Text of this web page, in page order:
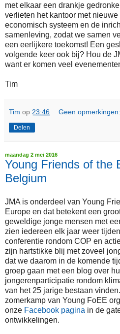
met elkaar een drankje
verlieten het kantoor met
economisch systeem en de
samenleving, zodat we samen
een eerlijkere toekomst! Een
volgende keer ook bij? Hou de
want er komen veel
Tim
Tim op 23:46 Geen opmerkingen:
Delen
maandag 2 mei 2016
Young Friends of the
Belgium
JMA is onderdeel van Young
Europe en dat betekent een
geweldige jonge mensen met
zien iedereen elk jaar weer
conferentie rondom COP en
zijn hartstikke blij met zoveel
dat we daarom in de komende
groep gaan met een blog over
jongerenparticipatie rondom
van het 25 jarige bestaan
zomerkamp van Young FoEE
onze Facebook pagina in de
ontwikkelingen.